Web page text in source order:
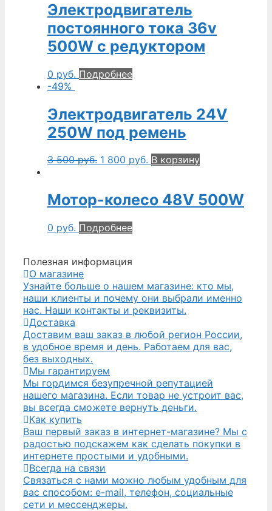
Электродвигатель
постоянного тока 36v
500W с редуктором
0 руб. Подробнее
-49%
Электродвигатель 24V
250W под ремень
3 500руб. 1 800 руб. В корзину
Мотор-колесо 48V 500W
0 руб. Подробнее
Полезная информация
О магазине
Узнайте больше о нашем магазине: кто мы,
наши клиенты и почему они выбрали именно
нас. Наши контакты и реквизиты.
Доставка
Доставим ваш заказ в любой регион России,
в удобное время и день. Работаем для вас,
без выходных.
Мы гарантируем
Мы гордимся безупречной репутацией
нашего магазина. Если товар не устроит вас,
вы всегда сможете вернуть деньги.
Как купить
Ваш первый заказ в интернет-магазине? Мы с
радостью подскажем как сделать покупки в
интернете простыми и удобными.
Всегда на связи
Связаться с нами можно любым удобным для
вас способом: e-mail, телефон, социальные
сети и мессенджеры.